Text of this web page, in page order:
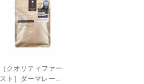
［クオリティファー
スト］ダーマレーザ